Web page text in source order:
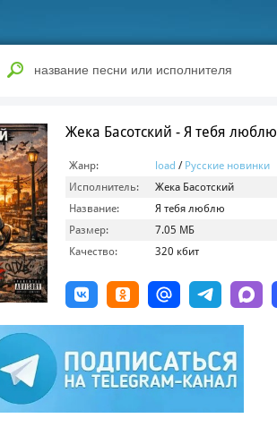
Жека Басотский - Я тебя люблю
Жанр: load / Русские новинки
Исполнитель:
Жека Басотский
Название:
Я тебя люблю
Размер:
7.05 МБ
Качество:
320 кбит